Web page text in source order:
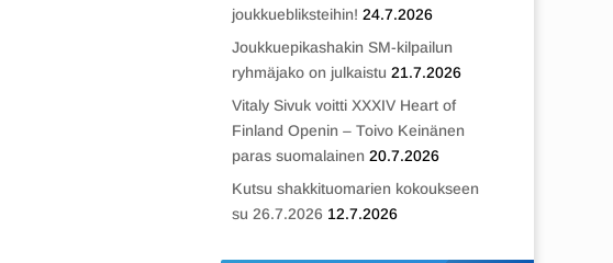
joukkuebliksteihin! 24.7.2026
Joukkuepikashakin SM-kilpailun
ryhmäjako on julkaistu 21.7.2026
Vitaly Sivuk voitti XXXIV Heart of
Finland Openin – Toivo Keinänen
paras suomalainen 20.7.2026
Kutsu shakkituomarien kokoukseen
su 26.7.2026 12.7.2026